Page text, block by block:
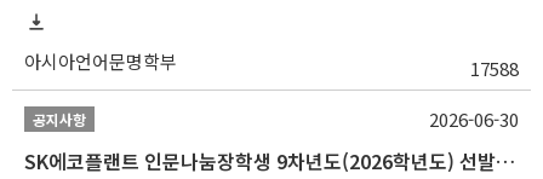
아시아언어문명학부 17588
공지사항
SK에코플랜트 인문나눔장학생 9차년도(2026학년도) 선발 안내(~7/20)
2026-06-30